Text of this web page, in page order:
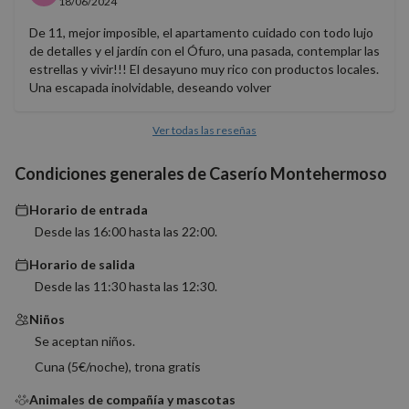
De 11, mejor imposible, el apartamento cuidado con todo lujo
de detalles y el jardín con el Ófuro, una pasada, contemplar las
estrellas y vivir!!! El desayuno muy rico con productos locales.
Una escapada inolvidable, deseando volver
Ver todas las reseñas
Condiciones generales de Caserío Montehermoso
Horario de entrada
Desde las 16:00 hasta las 22:00.
Horario de salida
Desde las 11:30 hasta las 12:30.
Niños
Se aceptan niños.
Cuna (5€/noche), trona gratis
Animales de compañía y mascotas
usuario.
buen
es
CookieScriptConsent
nomolesten.com